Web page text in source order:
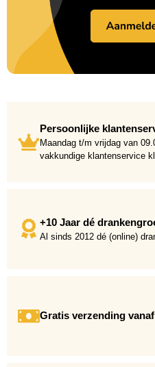
Persoonlijke
Maandag t/m vrijdag van
vakkundige klantenservice
+10 Jaar dé
Al sinds 2012 dé (online)
Gratis verzending vanaf